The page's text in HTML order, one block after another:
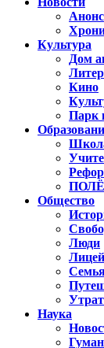
Анонс
Культура
Дом
Кино
Парк
Общество
Люди
Наука